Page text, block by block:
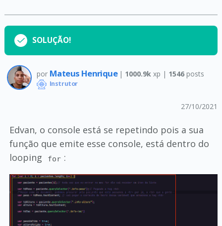
SOLUÇÃO!
por Mateus Henrique | 1000.9k xp | 1546 posts
Instrutor
27/10/2021
Edvan, o console está se repetindo pois a sua
função que emite esse console, está dentro do
looping
for :